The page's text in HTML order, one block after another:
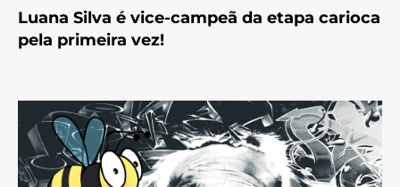
Luana Silva é vice-campeã da etapa carioca
pela primeira vez!